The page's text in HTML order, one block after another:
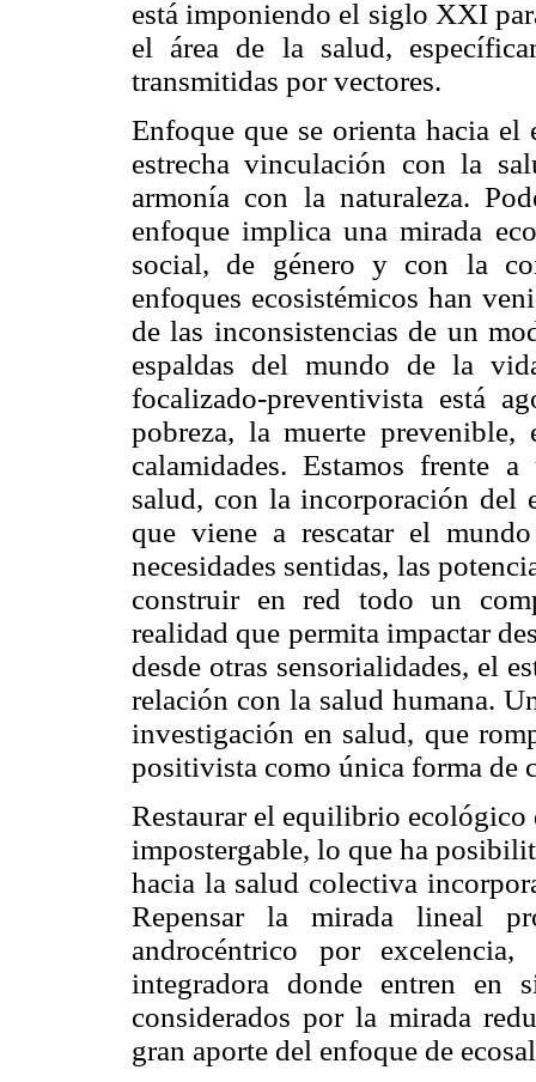
está imponiendo el siglo XXI
el área de la salud,
transmitidas por vectores.
Enfoque que se orienta hacia
estrecha vinculación con la
armonía con la naturaleza.
enfoque implica una mirada
social, de género y con la
enfoques ecosistémicos han
de las inconsistencias de un
espaldas del mundo de la
focalizado-preventivista está
pobreza, la muerte prevenible,
calamidades. Estamos frente
salud, con la incorporación del
que viene a rescatar el
necesidades sentidas, las
construir en red todo un
realidad que permita impactar
desde otras sensorialidades, el
relación con la salud humana.
investigación en salud, que
positivista como única forma de
Restaurar el equilibrio ecológico
impostergable, lo que ha
hacia la salud colectiva
Repensar la mirada lineal
androcéntrico por
integradora donde entren en
considerados por la mirada
gran aporte del enfoque de